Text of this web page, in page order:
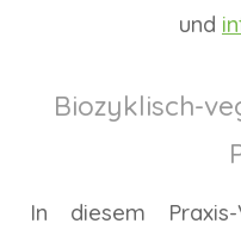
und
Biozyklisch-
In diesem